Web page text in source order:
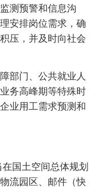
测预警和信息沟
安排岗位需求，确
压，并及时向社会
门、公共就业人
务高峰期等特殊时
业用工需求预测和
国土空间总体规划
流园区、邮件（快